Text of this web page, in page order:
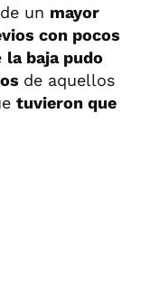
un mayor
con pocos
la baja pudo
de aquellos
tuvieron que